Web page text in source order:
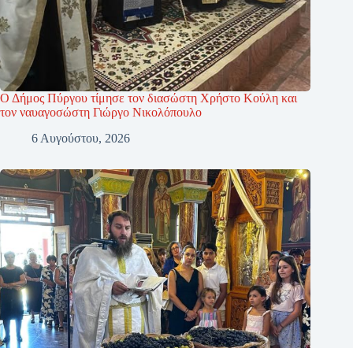
Ο Δήμος Πύργου τίμησε τον διασώστη Χρήστο Κούλη και
τον ναυαγοσώστη Γιώργο Νικολόπουλο
6 Αυγούστου, 2026